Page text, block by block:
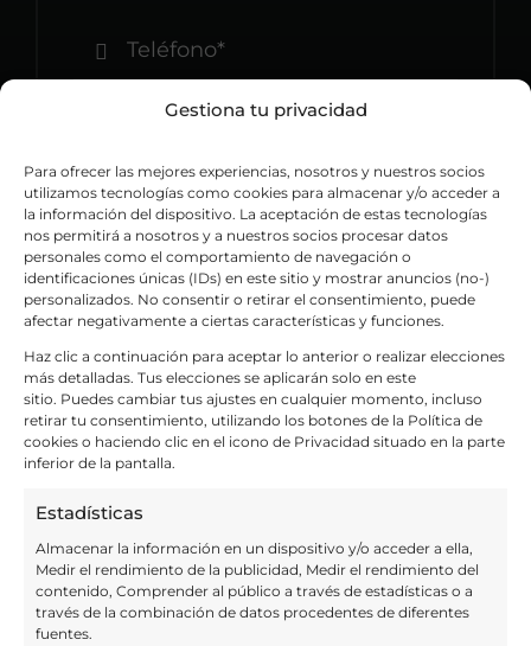
Gestiona tu privacidad
Para ofrecer las mejores experiencias, nosotros y nuestros socios
utilizamos tecnologías como cookies para almacenar y/o acceder a
la información del dispositivo. La aceptación de estas tecnologías
nos permitirá a nosotros y a nuestros socios procesar datos
personales como el comportamiento de navegación o
identificaciones únicas (IDs) en este sitio y mostrar anuncios (no-)
personalizados. No consentir o retirar el consentimiento, puede
afectar negativamente a ciertas características y funciones.
Haz clic a continuación para aceptar lo anterior o realizar elecciones
más detalladas. Tus elecciones se aplicarán solo en este
sitio. Puedes cambiar tus ajustes en cualquier momento, incluso
retirar tu consentimiento, utilizando los botones de la Política de
cookies o haciendo clic en el icono de Privacidad situado en la parte
inferior de la pantalla.
Estadísticas
Almacenar la información en un dispositivo y/o acceder a ella,
Medir el rendimiento de la publicidad, Medir el rendimiento del
contenido, Comprender al público a través de estadísticas o a
través de la combinación de datos procedentes de diferentes
fuentes.
Elige el importe en €*
de Protección de Datos de la UE (RGPD) y en la Ley
le informamos que los datos que nos facilite mediante el
presente formulario de contacto forman parte de un
tratamiento del que es responsable Resistencia Tortuga S.L
con CIF B02675171 con la finalidad de gestionar y responder
las solicitudes de información y/o consultas recibidas. La